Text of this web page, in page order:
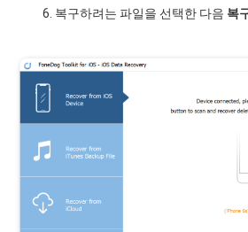
복구하려는 파일을 선택한 다음 복